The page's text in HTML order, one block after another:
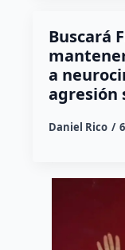
Buscará
a
agresión
Daniel Rico